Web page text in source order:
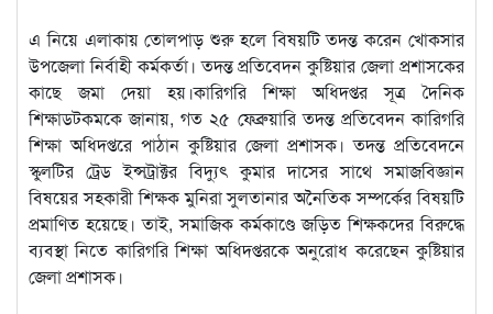
এ নিয়ে এলাকায় তোলপাড় শুরু হলে বিষয়টি তদন্ত করেন খোকসার
উপজেলা নির্বাহী কর্মকর্তা। তদন্ত প্রতিবেদন কুষ্টিয়ার জেলা প্রশাসকের
কাছে জমা দেয়া হয়।কারিগরি শিক্ষা অধিদপ্তর সূত্র দৈনিক
শিক্ষাডটকমকে জানায়, গত ২৫ ফেব্রুয়ারি তদন্ত প্রতিবেদন কারিগরি
শিক্ষা অধিদপ্তরে পাঠান কুষ্টিয়ার জেলা প্রশাসক। তদন্ত প্রতিবেদনে
স্কুলটির ট্রেড ইন্সট্রাক্টর বিদ্যুৎ কুমার দাসের সাথে সমাজবিজ্ঞান
বিষয়ের সহকারী শিক্ষক মুনিরা সুলতানার অনৈতিক সম্পর্কের বিষয়টি
প্রমাণিত হয়েছে। তাই, সমাজিক কর্মকাণ্ডে জড়িত শিক্ষকদের বিরুদ্ধে
ব্যবস্থা নিতে কারিগরি শিক্ষা অধিদপ্তরকে অনুরোধ করেছেন কুষ্টিয়ার
জেলা প্রশাসক।